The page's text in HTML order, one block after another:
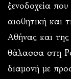
ξενοδοχεία
αισθητική και
Αθήνας και
θάλασσα στη
διαμονή με